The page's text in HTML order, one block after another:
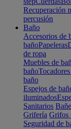
Recuperación
percusión
Baño
Accesorios de
bañoPapeleras
de ropa
Muebles de
baño
baño
Espejos de
iluminados
Sanitarios
Grifería Grifos
Seguridad de